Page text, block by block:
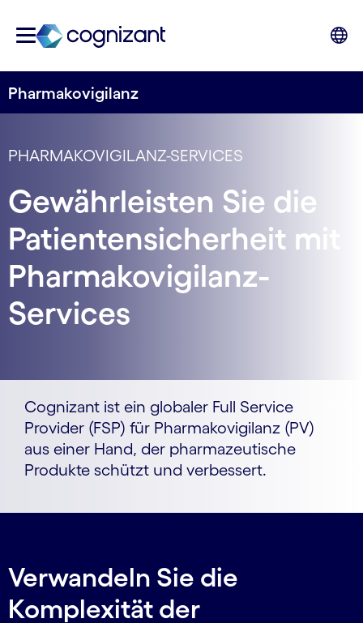
Pharmakovigilanz
PHARMAKOVIGILANZ-SERVICES
Gewährleisten Sie die
Patientensicherheit mit
Pharmakovigilanz-
Services
Cognizant ist ein globaler Full Service
Provider (FSP) für Pharmakovigilanz (PV)
aus einer Hand, der pharmazeutische
Produkte schützt und verbessert.
Verwandeln Sie die
Komplexität der